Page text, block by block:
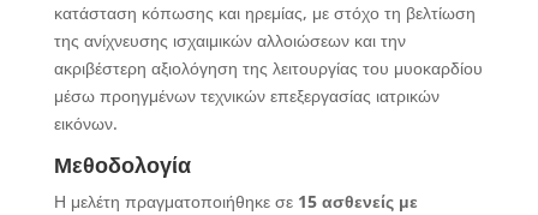
κατάσταση κόπωσης και ηρεμίας, με στόχο τη βελτίωση
της ανίχνευσης ισχαιμικών αλλοιώσεων και την
ακριβέστερη αξιολόγηση της λειτουργίας του μυοκαρδίου
μέσω προηγμένων τεχνικών επεξεργασίας ιατρικών
εικόνων.
Μεθοδολογία
Η μελέτη πραγματοποιήθηκε σε 15 ασθενείς με